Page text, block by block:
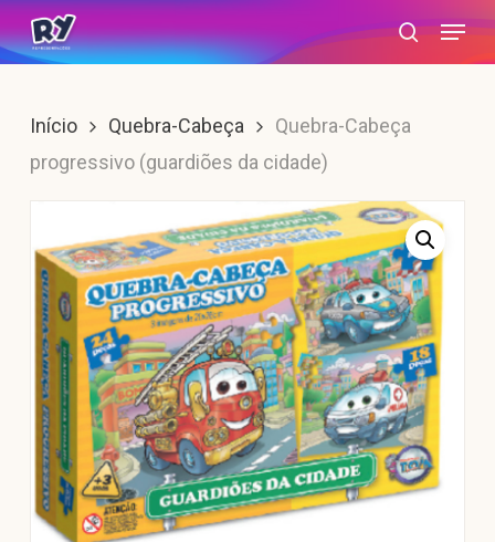
Skip
to
content
search
Menu
Início Quebra-Cabeça
Quebra-Cabeça
progressivo (guardiões da cidade)